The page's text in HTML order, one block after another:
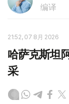
编译
21:52, 07 8月 2026
哈萨克斯坦
采